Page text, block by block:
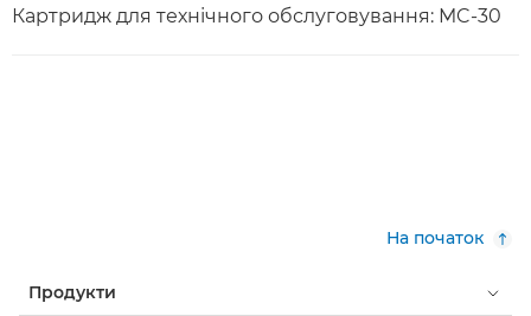
Картридж для технічного обслуговування: MC-30
На початок
Продукти